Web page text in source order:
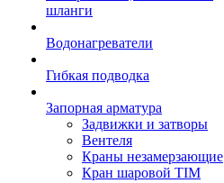
шланги
Водонагреватели
Гибкая подводка
Запорная арматура
Задвижки и затворы
Вентеля
Краны незамерзающие
Кран шаровой TIM